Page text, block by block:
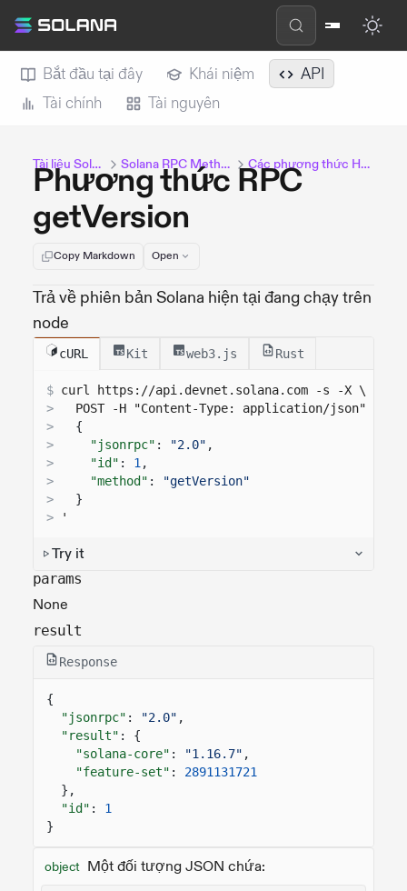
Bắt đầu tại đây Khái niệm
API
Tài chính
Tài nguyên
Tài liệu Solana Solana RPC Methods Các phương thức HTTP
Phương thức RPC
getVersion
Copy Markdown Open
Trả về phiên bản Solana hiện tại đang chạy trên
node
cURL Kit web3.js Rust
$ curl https://api.devnet.solana.com -s -X \
>
POST -H "Content-Type: application/json" -d
>
{
>
"jsonrpc" : "2.0" ,
>
"id" : 1 ,
>
"method" :
"getVersion"
>
}
>
'
Try it
params
None
result
Response
{
"jsonrpc" : "2.0" ,
"result" : {
"solana-core" : "1.16.7" ,
"feature-set" :
2891131721
},
"id" :
1
}
object Một đối tượng JSON chứa: